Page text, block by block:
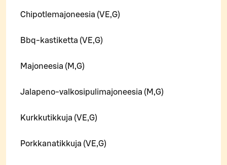
Chipotlemajoneesia (VE,G)
Bbq-kastiketta (VE,G)
Majoneesia (M,G)
Jalapeno-valkosipulimajoneesia (M,G)
Kurkkutikkuja (VE,G)
Porkkanatikkuja (VE,G)